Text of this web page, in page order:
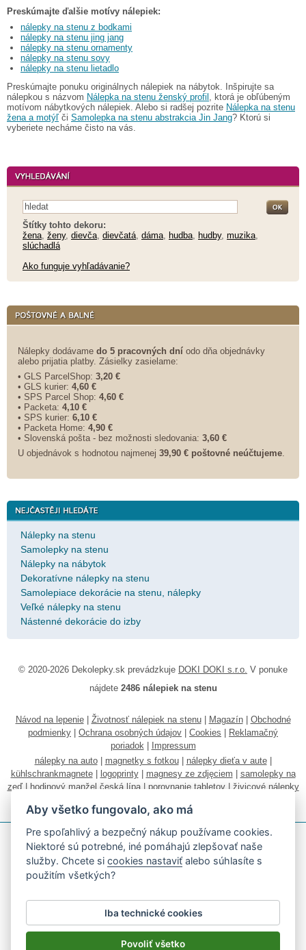
Preskúmajte ďalšie motívy nálepiek:
nálepky na stenu z bodkami
nálepky na stenu jing jang
nálepky na stenu ornamenty
nálepky na stenu sovy
nálepky na stenu lietadlo
Preskúmajte ponuku originálnych nálepiek na nábytok. Inšpirujte sa
nálepkou s názvom Nálepka na stenu ženský profil , ktorá je obľúbeným
motívom nábytkových nálepiek. Alebo si radšej pozrite Nálepka na stenu
žena a motýľ či Samolepka na stenu abstrakcia Jin Jang? Ktorú si
vyberiete necháme čisto na vás.
Štítky tohto dekoru:
žena ženy, dievča dievčatá dáma hudba hudby, muzika
slúchadlá
Ako funguje vyhľadávanie?
Nálepky dodávame do 5 pracovných dní odo dňa objednávky
alebo prijatia platby. Zásielky zasielame:
• GLS ParcelShop: 3,20 €
• GLS kurier: 4,60 €
• SPS Parcel Shop: 4,60 €
• Packeta: 4,10 €
• SPS kurier: 6,10 €
• Packeta Home: 4,90 €
• Slovenská pošta - bez možnosti sledovania: 3,60 €
U objednávok s hodnotou najmenej 39,90 € poštovné neúčtujeme
Nálepky na stenu
Samolepky na stenu
Nálepky na nábytok
Dekoratívne nálepky na stenu
Samolepiace dekorácie na stenu, nálepky
Veľké nálepky na stenu
Nástenné dekorácie do izby
© 2020-2026 Dekolepky.sk prevádzkuje DOKI DOKI s.r.o. V ponuke
nájdete 2486 nálepiek na stenu
Návod na lepenie| Životnosť nálepiek na stenu| Magazín| Obchodné
podmienky
Ochrana osobných údajov Cookies
Reklamačný
poriadok|
Impressum
nálepky na auto| magnetky s fotkou| nálepky dieťa v aute|
kühlschrankmagnete| logoprinty| magnesy ze zdjęciem
samolepky na
zeď| hodinový manžel česká lípa| porovnanie tabletov| živicové nálepky
Podľa zákona o evidencii tržieb je predávajúci povinný vystaviť
kupujúcemu účtenku.
Aby všetko fungovalo, ako má
Pre spoľahlivý a bezpečný nákup používame cookies.
Niektoré sú potrebné, iné pomáhajú zlepšovať naše
služby. Chcete sicookies nastaviť alebo súhlasíte s
použitím všetkých?
Iba technické cookies
Povoliť všetko